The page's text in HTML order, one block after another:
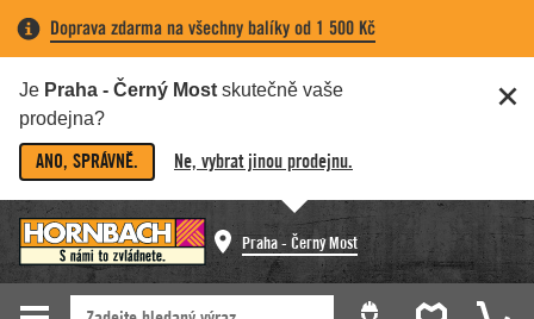
Doprava zdarma na všechny balíky od 1 500 Kč
Je Praha - Černý Most skutečně vaše
prodejna?
ANO, SPRÁVNĚ. Ne, vybrat jinou prodejnu.
Praha - Černý Most